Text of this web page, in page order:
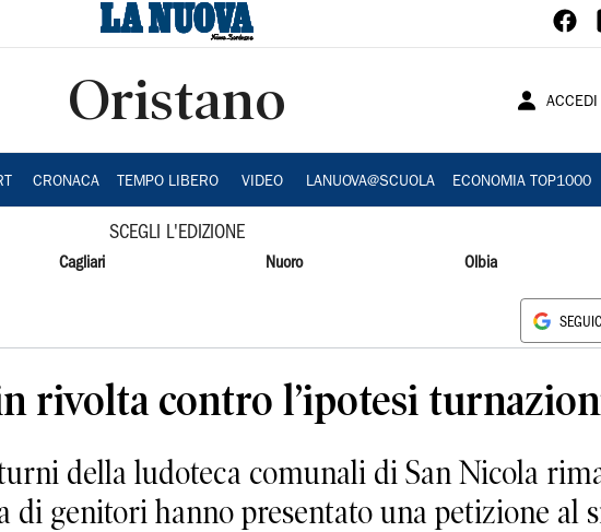
Oristano ACCEDI
CRONACA TEMPO LIBERO VIDEO LANUOVA@SCUOLA ECONOMIA TOP1000
SCEGLI L'EDIZIONE
Cagliari Nuoro Olbia
rivolta contro l’ipotesi
della ludoteca comunali di San Nicola
di genitori hanno presentato una petizione al